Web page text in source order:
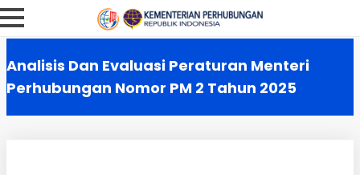
Analisis Dan Evaluasi Peraturan Menteri
Perhubungan Nomor PM 2 Tahun 2025